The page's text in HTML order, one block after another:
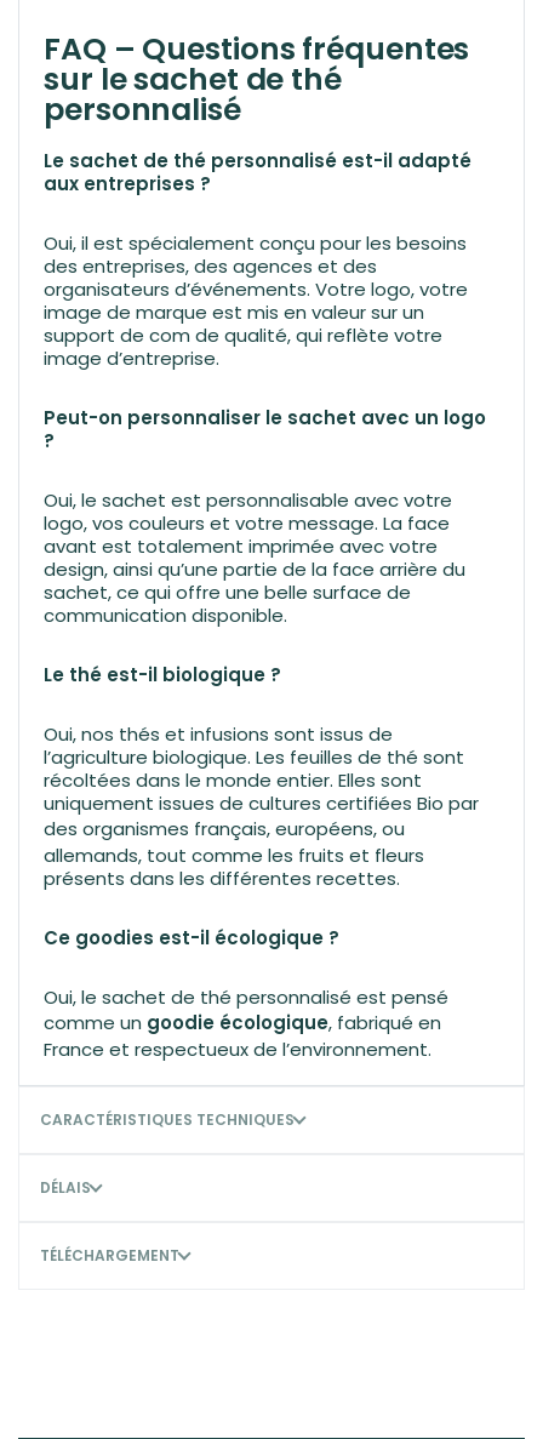
FAQ – Questions fréquentes
sur le sachet de thé
personnalisé
Le sachet de thé personnalisé est-il adapté
aux entreprises ?
Oui, il est spécialement conçu pour les besoins
des entreprises, des agences et des
organisateurs d’événements. Votre logo, votre
image de marque est mis en valeur sur un
support de com de qualité, qui reflète votre
image d’entreprise.
Peut-on personnaliser le sachet avec un logo
?
Oui, le sachet est personnalisable avec votre
logo, vos couleurs et votre message. La face
avant est totalement imprimée avec votre
design, ainsi qu’une partie de la face arrière du
sachet, ce qui offre une belle surface de
communication disponible.
Le thé est-il biologique ?
Oui, nos thés et infusions sont issus de
l’agriculture biologique. Les feuilles de thé sont
récoltées dans le monde entier. Elles sont
uniquement issues de cultures certifiées Bio par
des organismes français,européens, ou
allemands, tout comme les fruits et fleurs
présents dans les différentes recettes.
Ce goodies est-il écologique ?
Oui, le sachet de thé personnalisé est pensé
comme un goodie écologique, fabriqué en
France et respectueux de l’environnement.
CARACTÉRISTIQUES TECHNIQUES
DÉLAIS
TÉLÉCHARGEMENT